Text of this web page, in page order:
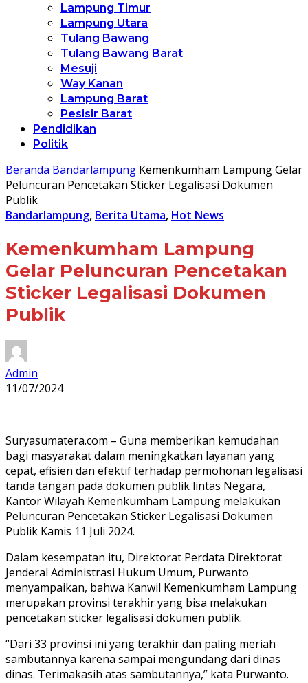
Lampung Timur
Lampung Utara
Tulang Bawang
Tulang Bawang Barat
Mesuji
Way Kanan
Lampung Barat
Pesisir Barat
Pendidikan
Politik
Beranda Bandarlampung Kemenkumham Lampung Gelar
Peluncuran Pencetakan Sticker Legalisasi Dokumen
Publik
Bandarlampung, Berita Utama, Hot News
Kemenkumham Lampung
Gelar Peluncuran Pencetakan
Sticker Legalisasi Dokumen
Publik
Admin
11/07/2024
Suryasumatera.com – Guna memberikan kemudahan
bagi masyarakat dalam meningkatkan layanan yang
cepat, efisien dan efektif terhadap permohonan legalisasi
tanda tangan pada dokumen publik lintas Negara,
Kantor Wilayah Kemenkumham Lampung melakukan
Peluncuran Pencetakan Sticker Legalisasi Dokumen
Publik Kamis 11 Juli 2024.
Dalam kesempatan itu, Direktorat Perdata Direktorat
Jenderal Administrasi Hukum Umum, Purwanto
menyampaikan, bahwa Kanwil Kemenkumham Lampung
merupakan provinsi terakhir yang bisa melakukan
pencetakan sticker legalisasi dokumen publik.
“Dari 33 provinsi ini yang terakhir dan paling meriah
sambutannya karena sampai mengundang dari dinas
dinas. Terimakasih atas sambutannya,” kata Purwanto.